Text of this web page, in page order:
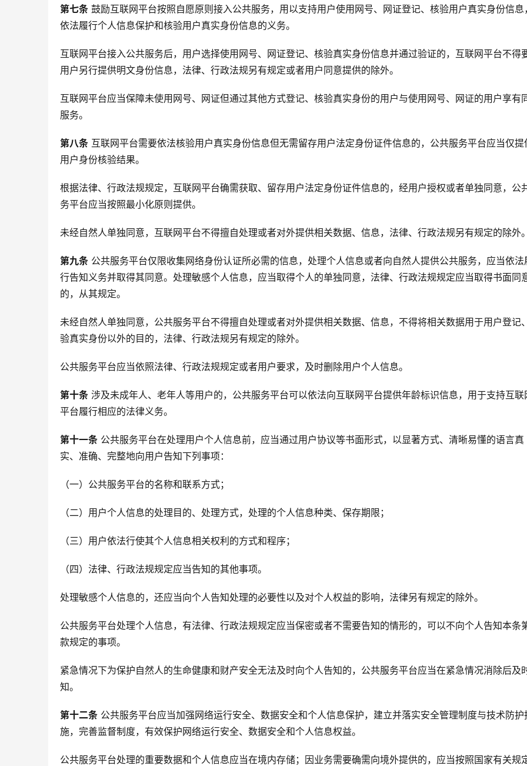
第七条 鼓励互联网平台按照自愿原则接入公共服务，用以支持用户使用网号、网证登记、核验用户真实身份信息
依法履行个人信息保护和核验用户真实身份信息的义务。
互联网平台接入公共服务后，用户选择使用网号、网证登记、核验真实身份信息并通过验证的，互联网平台不得
用户另行提供明文身份信息，法律、行政法规另有规定或者用户同意提供的除外。
互联网平台应当保障未使用网号、网证但通过其他方式登记、核验真实身份的用户与使用网号、网证的用户享有
服务。
第八条 互联网平台需要依法核验用户真实身份信息但无需留存用户法定身份证件信息的，公共服务平台应当仅提
用户身份核验结果。
根据法律、行政法规规定，互联网平台确需获取、留存用户法定身份证件信息的，经用户授权或者单独同意，公
务平台应当按照最小化原则提供。
未经自然人单独同意，互联网平台不得擅自处理或者对外提供相关数据、信息，法律、行政法规另有规定的除外
第九条 公共服务平台仅限收集网络身份认证所必需的信息，处理个人信息或者向自然人提供公共服务，应当依法
行告知义务并取得其同意。处理敏感个人信息，应当取得个人的单独同意，法律、行政法规规定应当取得书面同
的，从其规定。
未经自然人单独同意，公共服务平台不得擅自处理或者对外提供相关数据、信息，不得将相关数据用于用户登记
验真实身份以外的目的，法律、行政法规另有规定的除外。
公共服务平台应当依照法律、行政法规规定或者用户要求，及时删除用户个人信息。
第十条 涉及未成年人、老年人等用户的，公共服务平台可以依法向互联网平台提供年龄标识信息，用于支持互联
平台履行相应的法律义务。
第十一条 公共服务平台在处理用户个人信息前，应当通过用户协议等书面形式，以显著方式、清晰易懂的语言真
实、准确、完整地向用户告知下列事项：
（一）公共服务平台的名称和联系方式；
（二）用户个人信息的处理目的、处理方式，处理的个人信息种类、保存期限；
（三）用户依法行使其个人信息相关权利的方式和程序；
（四）法律、行政法规规定应当告知的其他事项。
处理敏感个人信息的，还应当向个人告知处理的必要性以及对个人权益的影响，法律另有规定的除外。
公共服务平台处理个人信息，有法律、行政法规规定应当保密或者不需要告知的情形的，可以不向个人告知本条
款规定的事项。
紧急情况下为保护自然人的生命健康和财产安全无法及时向个人告知的，公共服务平台应当在紧急情况消除后及
知。
第十二条 公共服务平台应当加强网络运行安全、数据安全和个人信息保护，建立并落实安全管理制度与技术防护
施，完善监督制度，有效保护网络运行安全、数据安全和个人信息权益。
公共服务平台处理的重要数据和个人信息应当在境内存储；因业务需要确需向境外提供的，应当按照国家有关规